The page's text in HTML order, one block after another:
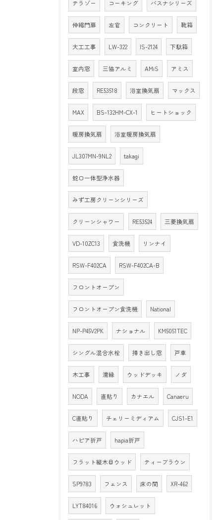
テラゾー コーキング バスナシリーズ
伸縮門扉 左官 コンクリート 靴箱
大工工事 LW-322 IS-2124 下駄箱
室内窓 三協アルミ AMiS アミス
段窓 RE53518 浴室換気扇 マックス
MAX BS-132HM-CX-1 ヒートショック
暖房換気扇 浴室暖房換気扇
JL307MN-9NL2 takagi
蛇口一体型浄水器
みず工房クリーンシリーズ
クリーンシャワー RE53524 三菱換気扇
VD-10ZC13 食洗機 リンナイ
RSW-F402CA RSW-F402CA-B
フロントオープン
フロントオープン食洗機 National
NP-P45V2PK ナショナル KM5051TEC
シングル混合水栓 掃き出し窓 戸車
木工事 濡縁 ウッドデッキ ノダ
NODA 直貼り カナエル Canaeru
C直貼り チェリーミディアム CJS1-E1
ハピア折戸 hapia折戸
フラット縦木目ウッド ティーブラウン
SP9783 フェンス 床の間 XR-462
LYT84016 ウォシュレット